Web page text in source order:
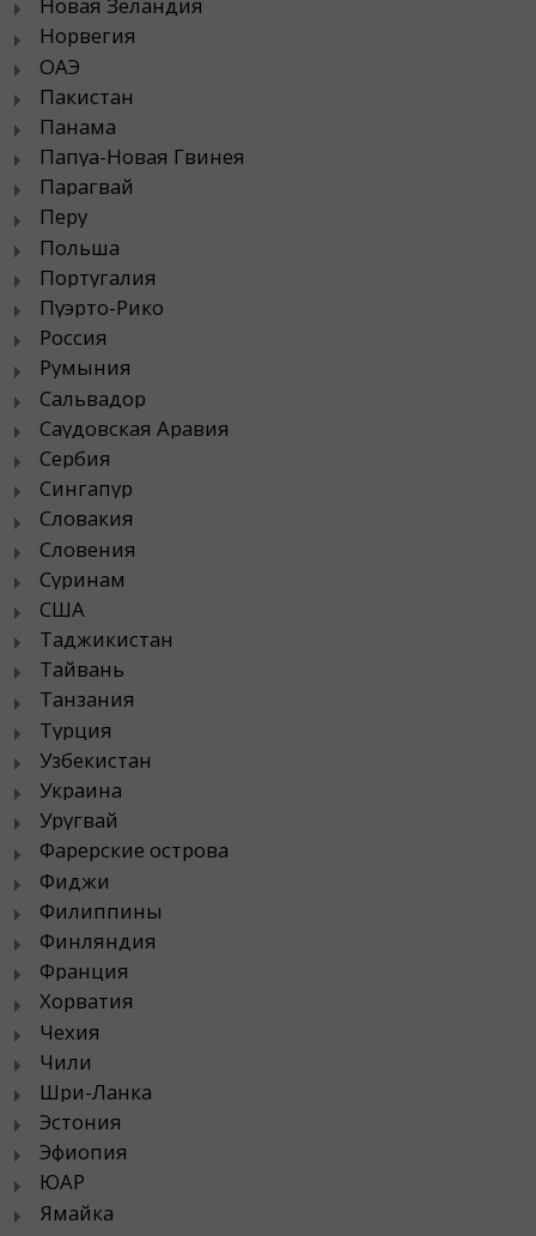
Новая Зеландия
Норвегия
ОАЭ
Пакистан
Панама
Папуа-Новая Гвинея
Парагвай
Перу
Польша
Португалия
Пуэрто-Рико
Россия
Румыния
Сальвадор
Саудовская Аравия
Сербия
Сингапур
Словакия
Словения
Суринам
США
Таджикистан
Тайвань
Танзания
Турция
Узбекистан
Украина
Уругвай
Фарерские острова
Фиджи
Филиппины
Финляндия
Франция
Хорватия
Чехия
Чили
Шри-Ланка
Эстония
Эфиопия
ЮАР
Ямайка